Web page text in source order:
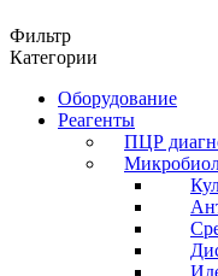
Фильтр
Категории
Оборудование
Реагенты
ПЦР